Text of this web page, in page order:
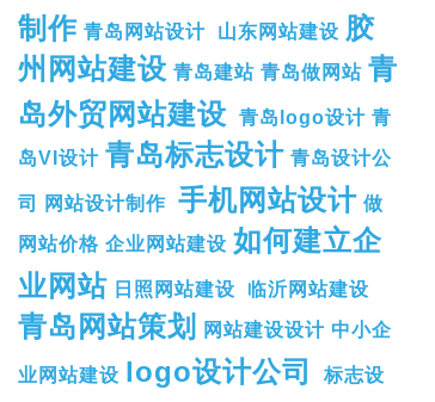
制作 青岛网站设计 山东网站建设 胶
州网站建设 青岛建站 青岛做网站 青
岛外贸网站建设
青岛logo设计 青
岛VI设计 青岛标志设计 青岛设计公
司 网站设计制作 手机网站设计 做
网站价格 企业网站建设 如何建立企
业网站 日照网站建设 临沂网站建设
青岛网站策划 网站建设设计 中小企
业网站建设 logo设计公司 标志设